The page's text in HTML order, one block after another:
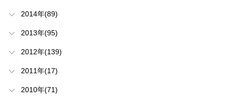
2014年(89)
2013年(95)
2012年(139)
2011年(17)
2010年(71)